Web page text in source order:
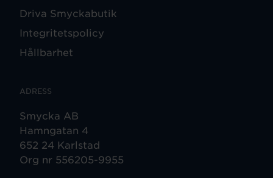
Driva Smyckabutik
Integritetspolicy
Hållbarhet
ADRESS
Smycka AB
Hamngatan 4
652 24 Karlstad
Org nr 556205-9955